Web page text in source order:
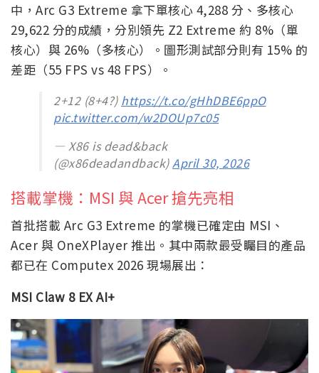
中，Arc G3 Extreme 拿下單核心 4,288 分、多核心
29,622 分的成績，分別領先 Z2 Extreme 約 8%（單
核心）與 26%（多核心）。圖形測試部分則有 15% 的
差距（55 FPS vs 48 FPS）。
2+12 (8+4?) https://t.co/gHhDBE6ppO
pic.twitter.com/w2DOUp7c05
— X86 is dead&back
(@x86deadandback)April 30, 2026
搭載掌機：MSI 與 Acer 搶先亮相
首批搭載 Arc G3 Extreme 的掌機已確定由 MSI、
Acer 與 OneXPlayer 推出。其中兩款最受矚目的產品
都已在 Computex 2026 現場展出：
MSI Claw 8 EX AI+